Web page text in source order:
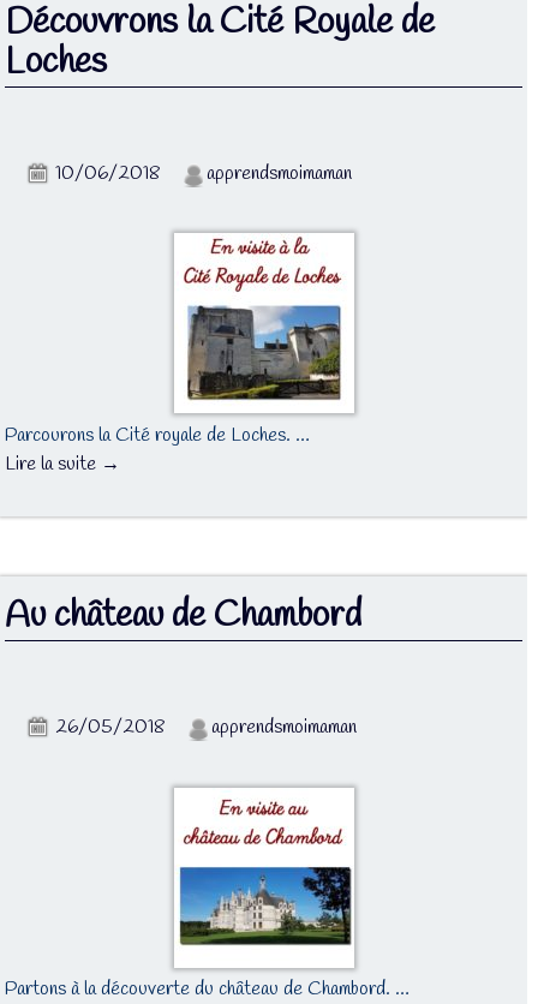
Découvrons la Cité Royale de
Loches
10/06/2018 apprendsmoimaman
Parcourons la Cité royale de Loches. …
Lire la suite →
Au château de Chambord
26/05/2018 apprendsmoimaman
Partons à la découverte du château de Chambord. …